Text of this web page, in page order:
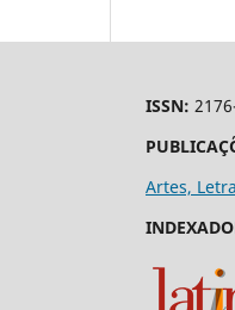
ISSN:
Artes,